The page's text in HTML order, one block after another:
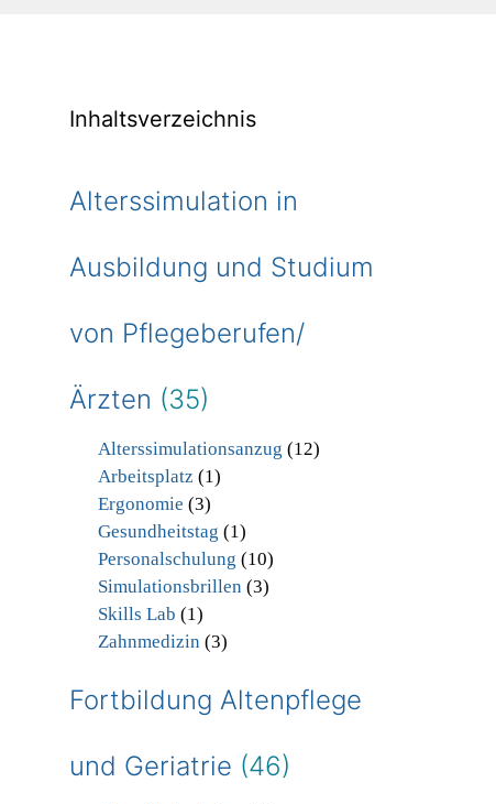
Inhaltsverzeichnis
Alterssimulation in
Ausbildung und Studium
von Pflegeberufen/
Ärzten (35)
Alterssimulationsanzug (12)
Arbeitsplatz (1)
Ergonomie (3)
Gesundheitstag (1)
Personalschulung (10)
Simulationsbrillen (3)
Skills Lab (1)
Zahnmedizin (3)
Fortbildung Altenpflege
und Geriatrie (46)